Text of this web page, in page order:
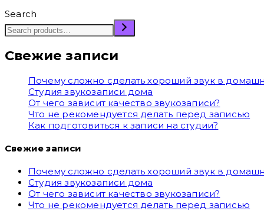
Search
Свежие записи
Почему сложно сделать хороший звук в
Студия звукозаписи дома
От чего зависит качество звукозаписи?
Что не рекомендуется делать перед записью
Как подготовиться к записи на студии?
Свежие записи
Почему сложно сделать хороший звук в
Студия звукозаписи дома
От чего зависит качество звукозаписи?
Что не рекомендуется делать перед записью